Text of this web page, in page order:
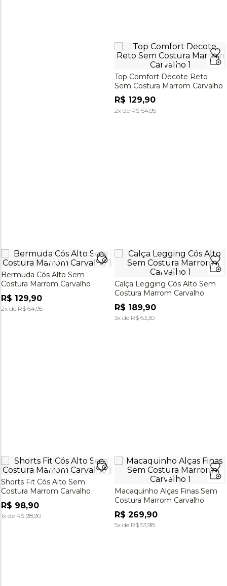
Top Comfort Decote Reto
Sem Costura Marrom Carvalho
R$ 129,90
2x de R$ 64,95
Bermuda Cós Alto Sem
Costura Marrom Carvalho
R$ 129,90
2x de R$ 64,95
Calça Legging Cós Alto Sem
Costura Marrom Carvalho
R$ 189,90
3x de R$ 63,30
Shorts Fit Cós Alto Sem
Costura Marrom Carvalho
R$ 98,90
1x de R$ 98,90
Macaquinho Alças Finas Sem
Costura Marrom Carvalho
R$ 269,90
5x de R$ 53,98